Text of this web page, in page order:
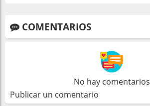
COMENTARIOS
No hay comentarios
Publicar un comentario